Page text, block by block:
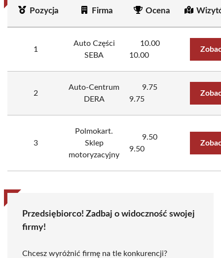
Pozycja Firma Ocena
1
Auto Części
SEBA
10.00
10.00
2
Auto-Centrum
DERA
9.75
9.75
3
Polmokart.
Sklep
motoryzacyjny
9.50
9.50
Przedsiębiorco! Zadbaj o widoczność swojej
firmy!
Chcesz wyróżnić firmę na tle konkurencji?